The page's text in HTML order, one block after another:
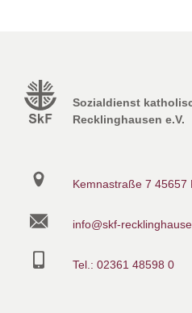
Sozialdienst
Recklinghausen e.V.
Kemnastraße 7 45657
info@skf-
Tel.: 02361 48598 0